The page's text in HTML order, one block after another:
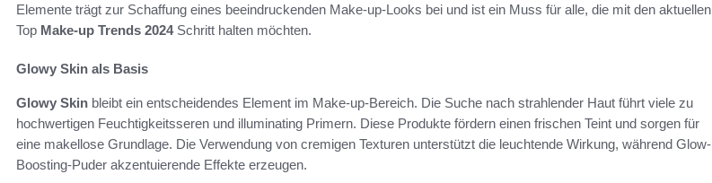
Elemente trägt zur Schaffung eines beeindruckenden Make-up-Looks bei und ist ein Muss für alle, die mit den aktuellen
Top Make-up Trends 2024Schritt halten möchten.
Glowy Skin als Basis
Glowy Skin bleibt ein entscheidendes Element im Make-up-Bereich. Die Suche nach strahlender Haut führt viele zu
hochwertigen Feuchtigkeitsseren und illuminating Primern. Diese Produkte fördern einen frischen Teint und sorgen für
eine makellose Grundlage. Die Verwendung von cremigen Texturen unterstützt die leuchtende Wirkung, während Glow-
Boosting-Puder akzentuierende Effekte erzeugen.